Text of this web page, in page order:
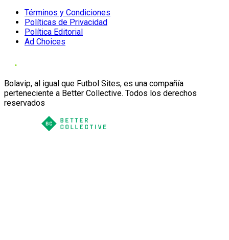
Términos y Condiciones
Políticas de Privacidad
Política Editorial
Ad Choices
Bolavip, al igual que Futbol Sites, es una compañía
perteneciente a Better Collective. Todos los derechos
reservados